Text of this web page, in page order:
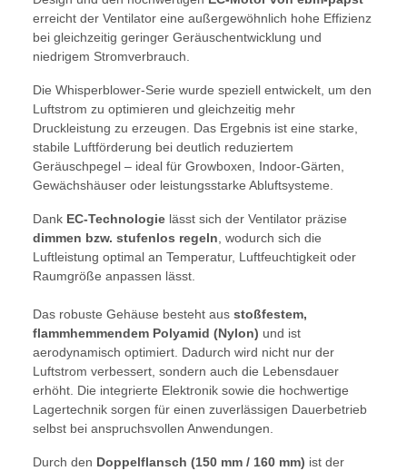
erreicht der Ventilator eine außergewöhnlich hohe Effizienz
bei gleichzeitig geringer Geräuschentwicklung und
niedrigem Stromverbrauch.
Die Whisperblower-Serie wurde speziell entwickelt, um den
Luftstrom zu optimieren und gleichzeitig mehr
Druckleistung zu erzeugen. Das Ergebnis ist eine starke,
stabile Luftförderung bei deutlich reduziertem
Geräuschpegel – ideal für Growboxen, Indoor-Gärten,
Gewächshäuser oder leistungsstarke Abluftsysteme.
Dank EC-Technologie lässt sich der Ventilator präzise
dimmen bzw. stufenlos regeln , wodurch sich die
Luftleistung optimal an Temperatur, Luftfeuchtigkeit oder
Raumgröße anpassen lässt.
Das robuste Gehäuse besteht aus stoßfestem,
flammhemmendem Polyamid (Nylon) und ist
aerodynamisch optimiert. Dadurch wird nicht nur der
Luftstrom verbessert, sondern auch die Lebensdauer
erhöht. Die integrierte Elektronik sowie die hochwertige
Lagertechnik sorgen für einen zuverlässigen Dauerbetrieb
selbst bei anspruchsvollen Anwendungen.
Durch den Doppelflansch (150 mm / 160 mm) ist der